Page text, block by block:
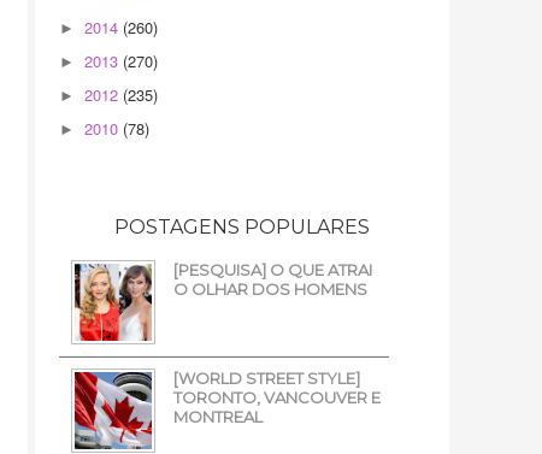
► 2014 (260)
► 2013 (270)
► 2012 (235)
► 2010 (78)
POSTAGENS POPULARES
[PESQUISA] O QUE ATRAI
O OLHAR DOS HOMENS
[WORLD STREET STYLE]
TORONTO, VANCOUVER E
MONTREAL